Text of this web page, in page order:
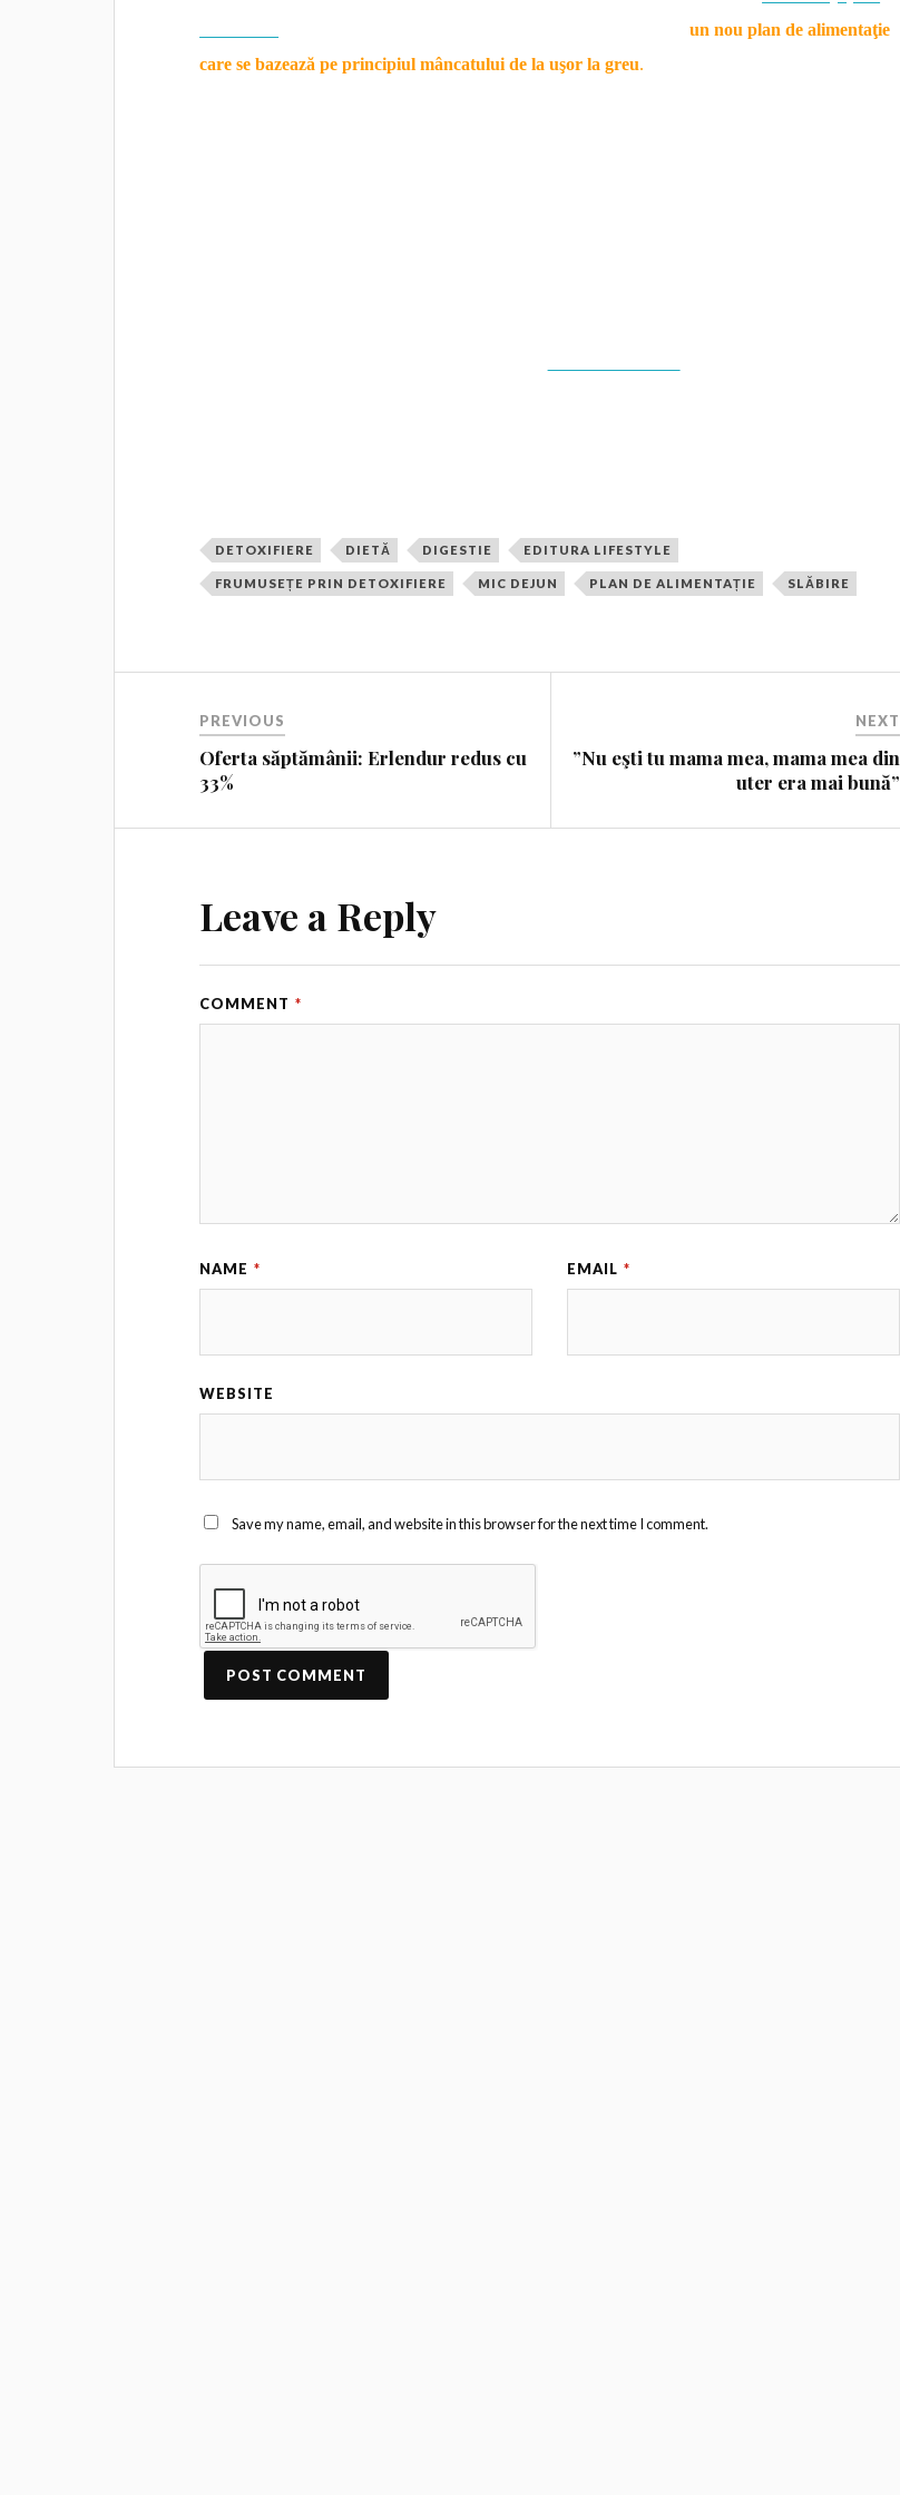
un nou plan de alimentaţie
care se bazează pe principiul mâncatului de la uşor la greu.
DETOXIFIERE DIETĂ DIGESTIE EDITURA LIFESTYLE
FRUMUSEȚE PRIN DETOXIFIERE MIC DEJUN PLAN DE ALIMENTAȚIE SLĂBIRE
PREVIOUS
Oferta săptămânii: Erlendur redus cu
33%
NEXT
”Nu eşti tu mama mea, mama mea din
uter era mai bună”
Leave a Reply
COMMENT *
NAME * EMAIL *
WEBSITE
Save my name, email, and website in this browser for the next time I comment.